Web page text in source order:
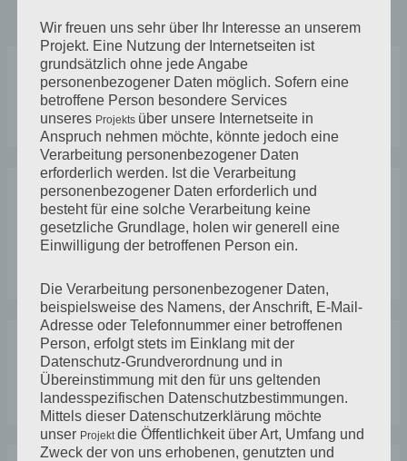
Neueste Beiträge
LUCA im Test
Neueste Kommentare
Wir freuen uns sehr über Ihr Interesse an unserem
Projekt. Eine Nutzung der Internetseiten ist
grundsätzlich ohne jede Angabe
personenbezogener Daten möglich. Sofern eine
betroffene Person besondere Services
unseres Projekts über unsere Internetseite in
Anspruch nehmen möchte, könnte jedoch eine
Verarbeitung personenbezogener Daten
erforderlich werden. Ist die Verarbeitung
personenbezogener Daten erforderlich und
besteht für eine solche Verarbeitung keine
gesetzliche Grundlage, holen wir generell eine
Einwilligung der betroffenen Person ein.
Die Verarbeitung personenbezogener Daten,
beispielsweise des Namens, der Anschrift, E-Mail-
Adresse oder Telefonnummer einer betroffenen
Person, erfolgt stets im Einklang mit der
Datenschutz-Grundverordnung und in
Übereinstimmung mit den für uns geltenden
landesspezifischen Datenschutzbestimmungen.
Mittels dieser Datenschutzerklärung möchte
unser Projektdie Öffentlichkeit über Art, Umfang und
Zweck der von uns erhobenen, genutzten und